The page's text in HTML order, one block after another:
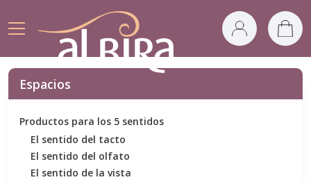
Espacios
Productos para los 5 sentidos
El sentido del tacto
El sentido del olfato
El sentido de la vista